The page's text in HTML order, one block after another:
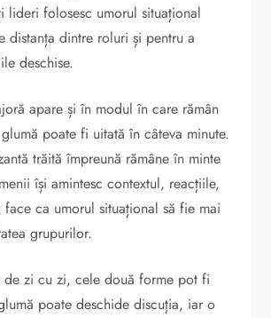
lideri folosesc umorul situațional
distanța dintre roluri și pentru a
deschise.
apare și în modul în care rămân
poate fi uitată în câteva minute.
trăită împreună rămâne în minte
își amintesc contextul, reacțiile,
face ca umorul situațional să fie mai
grupurilor.
de zi cu zi, cele două forme pot fi
poate deschide discuția, iar o